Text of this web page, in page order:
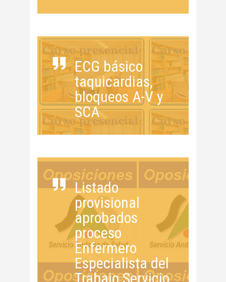
ECG básico
taquicardias,
bloqueos A-V y
SCA
Listado
provisional
aprobados
proceso
Enfermero
Especialista del
Trabajo Servicio